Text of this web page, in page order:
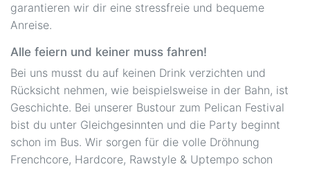
garantieren wir dir eine stressfreie und bequeme
Anreise.
Alle feiern und keiner muss fahren!
Bei uns musst du auf keinen Drink verzichten und
Rücksicht nehmen, wie beispielsweise in der Bahn, ist
Geschichte. Bei unserer Bustour zum Pelican Festival
bist du unter Gleichgesinnten und die Party beginnt
schon im Bus. Wir sorgen für die volle Dröhnung
Frenchcore, Hardcore, Rawstyle & Uptempo schon